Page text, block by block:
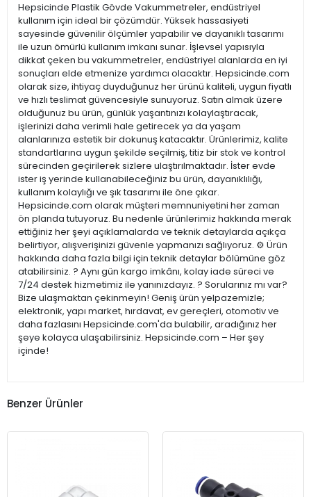
Hepsicinde Plastik Gövde Vakummetreler, endüstriyel
kullanım için ideal bir çözümdür. Yüksek hassasiyeti
sayesinde güvenilir ölçümler yapabilir ve dayanıklı tasarımı
ile uzun ömürlü kullanım imkanı sunar. İşlevsel yapısıyla
dikkat çeken bu vakummetreler, endüstriyel alanlarda en iyi
sonuçları elde etmenize yardımcı olacaktır. Hepsicinde.com
olarak size, ihtiyaç duyduğunuz her ürünü kaliteli, uygun fiyatlı
ve hızlı teslimat güvencesiyle sunuyoruz. Satın almak üzere
olduğunuz bu ürün, günlük yaşantınızı kolaylaştıracak,
işlerinizi daha verimli hale getirecek ya da yaşam
alanlarınıza estetik bir dokunuş katacaktır. Ürünlerimiz, kalite
standartlarına uygun şekilde seçilmiş, titiz bir stok ve kontrol
sürecinden geçirilerek sizlere ulaştırılmaktadır. İster evde
ister iş yerinde kullanabileceğiniz bu ürün, dayanıklılığı,
kullanım kolaylığı ve şık tasarımı ile öne çıkar.
Hepsicinde.com olarak müşteri memnuniyetini her zaman
ön planda tutuyoruz. Bu nedenle ürünlerimiz hakkında merak
ettiğiniz her şeyi açıklamalarda ve teknik detaylarda açıkça
belirtiyor, alışverişinizi güvenle yapmanızı sağlıyoruz. ⚙️ Ürün
hakkında daha fazla bilgi için teknik detaylar bölümüne göz
atabilirsiniz. ? Aynı gün kargo imkânı, kolay iade süreci ve
7/24 destek hizmetimiz ile yanınızdayız. ? Sorularınız mı var?
Bize ulaşmaktan çekinmeyin! Geniş ürün yelpazemizle;
elektronik, yapı market, hırdavat, ev gereçleri, otomotiv ve
daha fazlasını Hepsicinde.com'da bulabilir, aradığınız her
şeye kolayca ulaşabilirsiniz. Hepsicinde.com – Her şey
içinde!
Benzer Ürünler